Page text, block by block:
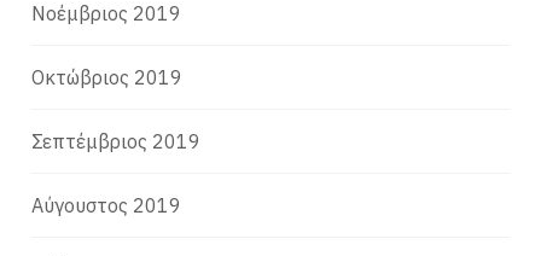
Νοέμβριος 2019
Οκτώβριος 2019
Σεπτέμβριος 2019
Αύγουστος 2019